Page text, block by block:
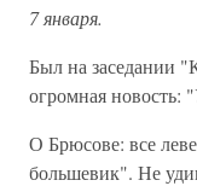
7 января.
Был на заседании
огромная новость:
О Брюсове: все
большевик". Не